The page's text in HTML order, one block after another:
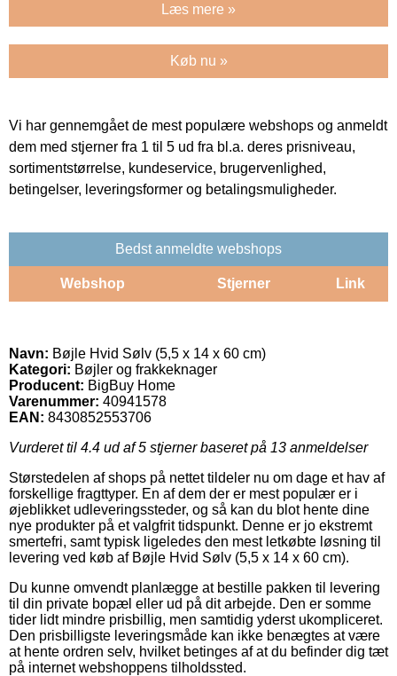
Læs mere »
Køb nu »
Vi har gennemgået de mest populære webshops og anmeldt
dem med stjerner fra 1 til 5 ud fra bl.a. deres prisniveau,
sortimentstørrelse, kundeservice, brugervenlighed,
betingelser, leveringsformer og betalingsmuligheder.
Bedst anmeldte webshops
Webshop Stjerner Link
Navn: Bøjle Hvid Sølv (5,5 x 14 x 60 cm)
Kategori: Bøjler og frakkeknager
Producent: BigBuy Home
Varenummer: 40941578
EAN: 8430852553706
Vurderet til 4.4 ud af 5 stjerner baseret på 13 anmeldelser
Størstedelen af shops på nettet tildeler nu om dage et hav af
forskellige fragttyper. En af dem der er mest populær er i
øjeblikket udleveringssteder, og så kan du blot hente dine
nye produkter på et valgfrit tidspunkt. Denne er jo ekstremt
smertefri, samt typisk ligeledes den mest letkøbte løsning til
levering ved køb af Bøjle Hvid Sølv (5,5 x 14 x 60 cm).
Du kunne omvendt planlægge at bestille pakken til levering
til din private bopæl eller ud på dit arbejde. Den er somme
tider lidt mindre prisbillig, men samtidig yderst ukompliceret.
Den prisbilligste leveringsmåde kan ikke benægtes at være
at hente ordren selv, hvilket betinges af at du befinder dig tæt
på internet webshoppens tilholdssted.